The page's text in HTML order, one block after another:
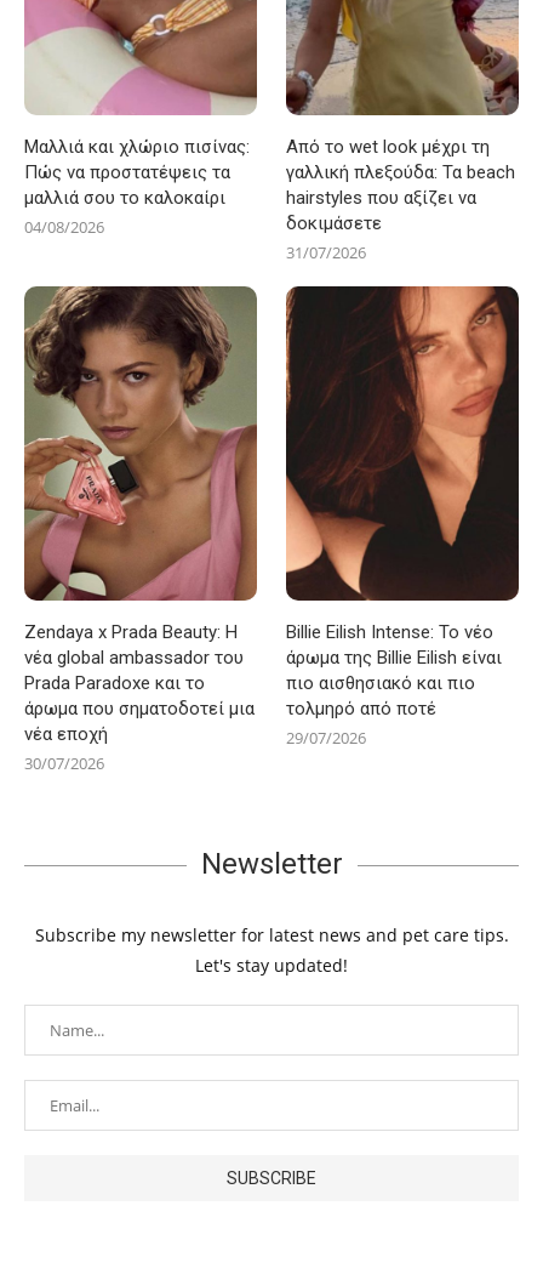
Μαλλιά και χλώριο πισίνας:
Πώς να προστατέψεις τα
μαλλιά σου το καλοκαίρι
04/08/2026
Από το wet look μέχρι τη
γαλλική πλεξούδα: Τα beach
hairstyles που αξίζει να
δοκιμάσετε
31/07/2026
Zendaya x Prada Beauty: Η
νέα global ambassador του
Prada Paradoxe και το
άρωμα που σηματοδοτεί μια
νέα εποχή
30/07/2026
Billie Eilish Intense: Το νέο
άρωμα της Billie Eilish είναι
πιο αισθησιακό και πιο
τολμηρό από ποτέ
29/07/2026
Newsletter
Subscribe my newsletter for latest news and pet care tips.
Let's stay updated!